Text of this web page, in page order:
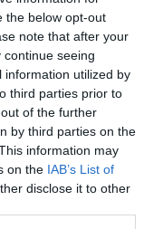
the below opt-out
note that after your
seeing
information utilized by
third parties prior to
of the further
by third parties on the
information may
on the IAB’s List of
disclose it to other
«Know
KYB)